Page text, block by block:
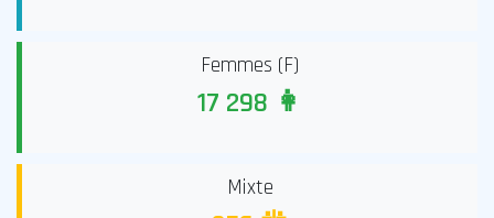
Femmes (F)
17 298 👩
Mixte